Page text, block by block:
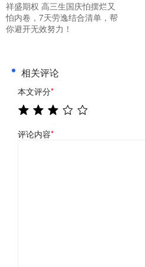
祥盛期权 高三生国庆怕摆烂又
怕内卷，7天劳逸结合清单，帮
你避开无效努力！
相关评论
本文评分*
评论内容*